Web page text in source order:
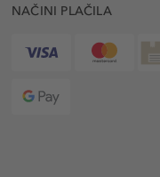
NAČINI PLAČILA